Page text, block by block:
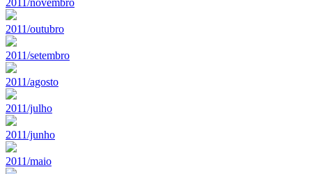
2011/outubro
2011/setembro
2011/agosto
2011/julho
2011/junho
2011/maio